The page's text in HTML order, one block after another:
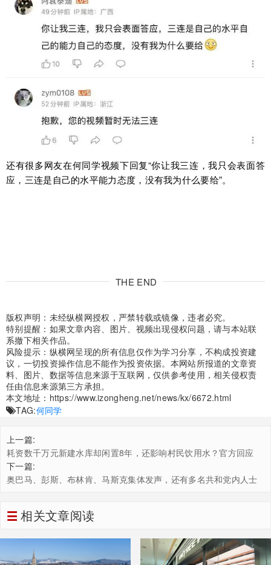
还有很多网友在何同学视频下回复“你让我三连，我只会表面答
应，三连是自己的水平能力态度，没有我为什么要给”。
THE END
版权声明：未经纵横网授权，严禁转载或镜像，违者必究。
特别提醒：如果文章内容、图片、视频出现侵权问题，请与本站联
系撤下相关作品。
风险提示：纵横网呈现的所有信息仅作为学习分享，不构成投资建
议，一切投资操作信息不能作为投资依据。本网站所报道的文章资
料、图片、数据等信息来源于互联网，仅供参考使用，相关侵权责
任由信息来源第三方承担。
本文地址： https://www.izongheng.net/news/kx/6672.html
TAG:何同学
上一篇:
耗资数千万元新建水库却闲置8年，还影响村民饮用水？官方回应
下一篇:
奥巴马、彭斯、布林肯、马斯克集体发声，还有多名共和党内人士
相关文章阅读